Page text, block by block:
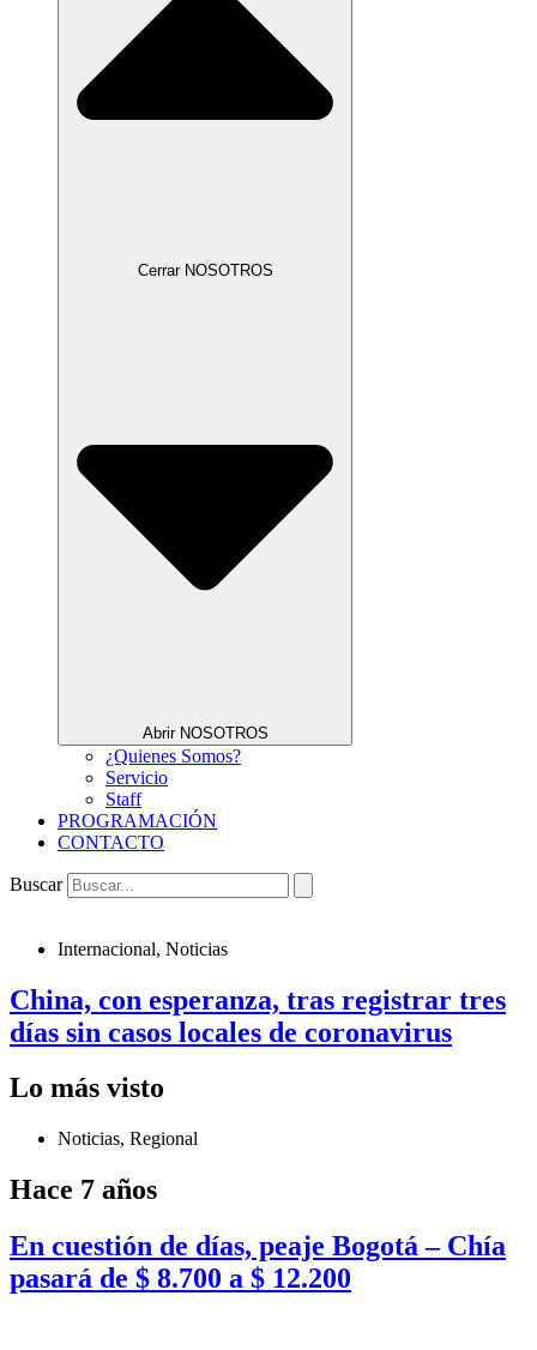
Cerrar NOSOTROS
Abrir NOSOTROS
¿Quienes Somos?
Servicio
Staff
PROGRAMACIÓN
CONTACTO
Buscar
Internacional, Noticias
China, con esperanza, tras registrar tres
días sin casos locales de coronavirus
Lo más visto
Noticias, Regional
Hace 7 años
En cuestión de días, peaje Bogotá – Chía
pasará de $ 8.700 a $ 12.200